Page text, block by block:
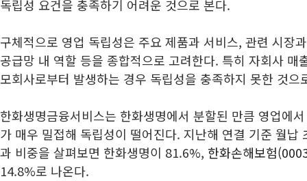
독립성 요건을 충족하기 어려운 것으로 본다.
구체적으로 영업 독립성은 주요 제품과 서비스, 관련 시장
공급망 내 역할 등을 종합적으로 고려한다. 특히 자회사 매
모회사로부터 발생하는 경우 독립성을 충족하지 못한 것으
한화생명금융서비스는 한화생명에서 분할된 만큼 영업에
가 매우 밀접해 독립성이 떨어진다. 지난해 연결 기준 월납
과 비중을 살펴보면 한화생명이 81.6%, 한화손해보험
14.8%로 나온다.